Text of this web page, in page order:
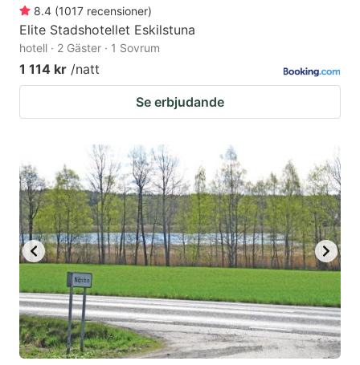
8.4 (1017 recensioner)
Elite Stadshotellet Eskilstuna
hotell · 2 Gäster · 1 Sovrum
1 114 kr /natt
Se erbjudande